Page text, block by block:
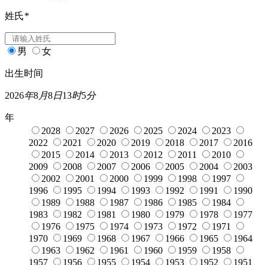
姓氏*
男 女
出生时间
2026年8月8日13时5分
年
2028
2027 2026 2025 2024
2023
2022
2021 2020 2019 2018 2017
2016
2015
2014 2013 2012 2011
2010
2009
2008 2007 2006 2005 2004
2003
2002
2001 2000 1999 1998
1997
1996
1995 1994 1993 1992 1991
1990
1989
1988 1987 1986 1985
1984
1983
1982 1981 1980 1979 1978
1977
1976
1975 1974 1973 1972
1971
1970
1969 1968 1967 1966 1965
1964
1963
1962 1961 1960 1959
1958
1957
1956 1955 1954 1953 1952
1951